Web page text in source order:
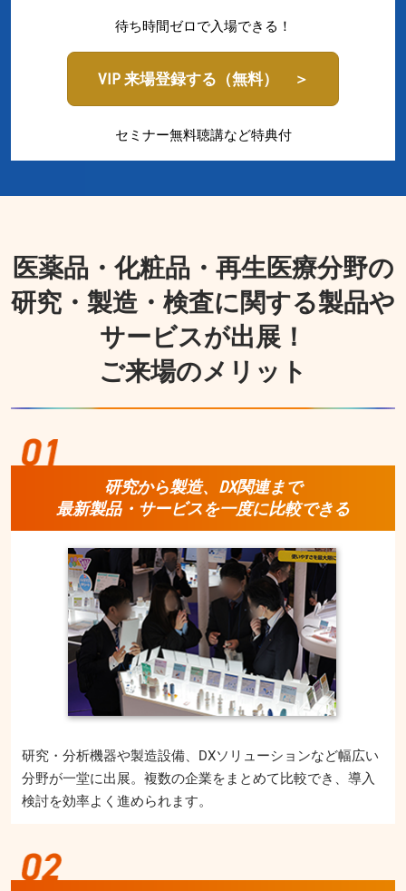
待ち時間ゼロで入場できる！
VIP 来場登録する（無料） ＞
セミナー無料聴講など特典付
医薬品・化粧品・再生医療分野の
研究・製造・検査に関する製品や
サービスが出展！
ご来場のメリット
研究から製造、DX関連まで
最新製品・サービスを一度に比較できる
研究・分析機器や製造設備、DXソリューションなど幅広い
分野が一堂に出展。複数の企業をまとめて比較でき、導入
検討を効率よく進められます。